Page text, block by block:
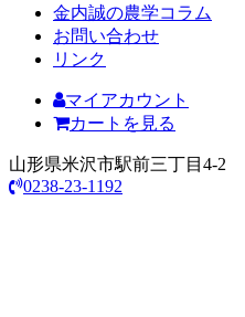
金内誠の農学コラム
お問い合わせ
リンク
マイアカウント
カートを見る
山形県米沢市駅前三丁目4-2
0238-23-1192